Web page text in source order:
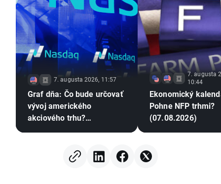
7. augusta 2026, 11:57
Graf dňa: Čo bude určovať
vývoj amerického
akciového trhu?
7. augusta
10:44
Ekonomický
Pohne NFP trhmi?
(07.08.2026)